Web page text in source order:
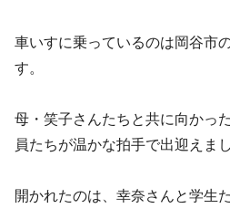
車いすに乗っているのは岡谷市
す。
母・笑子さんたちと共に向かっ
員たちが温かな拍手で出迎えまし
開かれたのは、幸奈さんと学生